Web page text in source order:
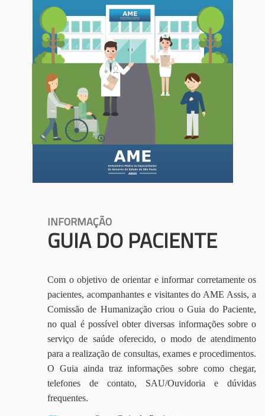
INFORMAÇÃO
GUIA DO PACIENTE
Com o objetivo de orientar e informar corretamente os
pacientes, acompanhantes e visitantes do AME Assis, a
Comissão de Humanização criou o Guia do Paciente,
no qual é possível obter diversas informações sobre o
serviço de saúde oferecido, o modo de atendimento
para a realização de consultas, exames e procedimentos.
O Guia ainda traz informações sobre como chegar,
telefones de contato, SAU/Ouvidoria e dúvidas
frequentes.